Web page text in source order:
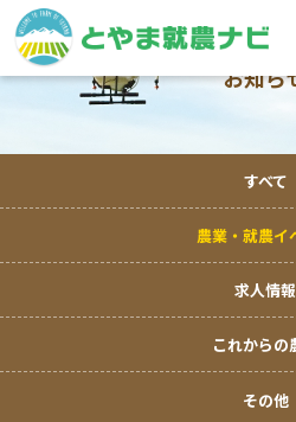
お知ら
すべて
農業・就農イ
求人情報
これからの
その他